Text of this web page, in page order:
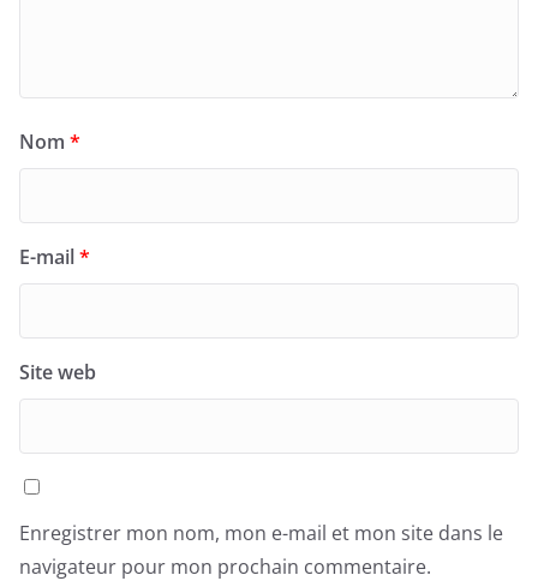
Nom *
E-mail*
Site web
Enregistrer mon nom, mon e-mail et mon site dans le
navigateur pour mon prochain commentaire.